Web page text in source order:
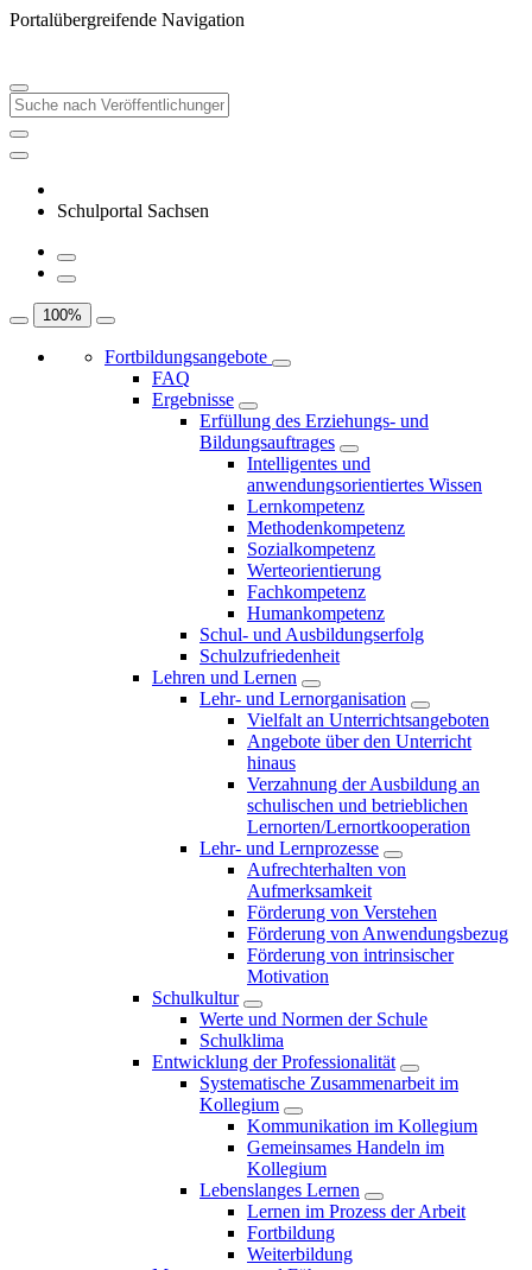
Portalübergreifende Navigation
Schulportal Sachsen
100%
Fortbildungsangebote
FAQ
Ergebnisse
Erfüllung des Erziehungs- und
Bildungsauftrages
Intelligentes und
anwendungsorientiertes Wissen
Lernkompetenz
Methodenkompetenz
Sozialkompetenz
Werteorientierung
Fachkompetenz
Humankompetenz
Schul- und Ausbildungserfolg
Schulzufriedenheit
Lehren und Lernen
Lehr- und Lernorganisation
Vielfalt an Unterrichtsangeboten
Angebote über den Unterricht
hinaus
Verzahnung der Ausbildung an
schulischen und betrieblichen
Lernorten/Lernortkooperation
Lehr- und Lernprozesse
Aufrechterhalten von
Aufmerksamkeit
Förderung von Verstehen
Förderung von Anwendungsbezug
Förderung von intrinsischer
Motivation
Schulkultur
Werte und Normen der Schule
Schulklima
Entwicklung der Professionalität
Systematische Zusammenarbeit im
Kollegium
Kommunikation im Kollegium
Gemeinsames Handeln im
Kollegium
Lebenslanges Lernen
Lernen im Prozess der Arbeit
Fortbildung
Weiterbildung